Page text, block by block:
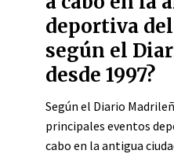
deportiva
según el
desde 1997?
Según el Diario
principales eventos
cabo en la antigua